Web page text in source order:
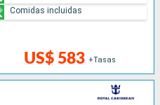
US$ 583 +Tasas
Comidas incluidas